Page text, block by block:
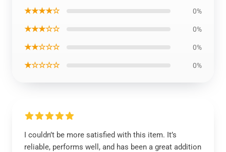
★★★★☆ 0%
★★★☆☆ 0%
★★☆☆☆ 0%
★☆☆☆☆ 0%
I couldn’t be more satisfied with this item. It’s
reliable, performs well, and has been a great addition